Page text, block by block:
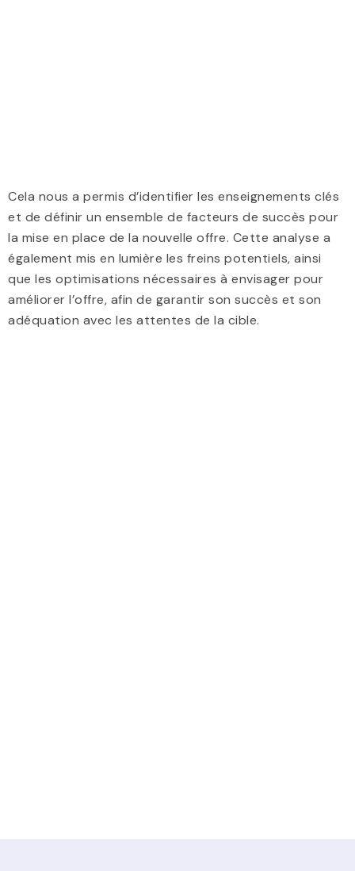
Cela nous a permis d’identifier les enseignements clés
et de définir un ensemble de facteurs de succès pour
la mise en place de la nouvelle offre. Cette analyse a
également mis en lumière les freins potentiels, ainsi
que les optimisations nécessaires à envisager pour
améliorer l’offre, afin de garantir son succès et son
adéquation avec les attentes de la cible.